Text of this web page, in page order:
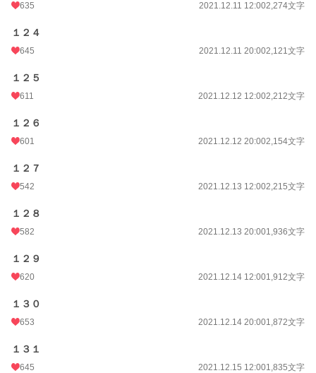
635 2021.12.11 12:002,274文字
１２４
645 2021.12.11 20:002,121文字
１２５
611 2021.12.12 12:002,212文字
１２６
601 2021.12.12 20:002,154文字
１２７
542 2021.12.13 12:002,215文字
１２８
582 2021.12.13 20:001,936文字
１２９
620 2021.12.14 12:001,912文字
１３０
653 2021.12.14 20:001,872文字
１３１
645 2021.12.15 12:001,835文字